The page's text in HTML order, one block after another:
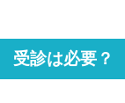
受診は必要？